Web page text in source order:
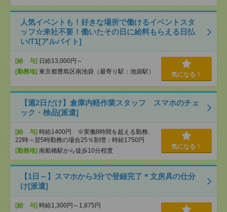
人気イベントも！好きな場所で働けるイベントスタ
ッフ☆来社不要！働いたその日に給料もらえる日払
い/T1[アルバイト]
[給 与] 日給13,000円～
[勤務地] 東京都豊島区南池袋（最寄り駅：池袋駅） 気になる！
【週2日だけ】倉庫内軽作業スタッフ スマホのチェ
ック・検品[派遣]
[給 与] 時給1400円 ※実働8時間を超える勤務、
22時～翌5時勤務の場合25％割増：時給1750円
[勤務地] 南船橋駅から徒歩10分程度
気になる！
【1日～】スマホから3分で登録完了＊文房具の仕分
け[派遣]
[給 与] 時給1,300円～1,875円